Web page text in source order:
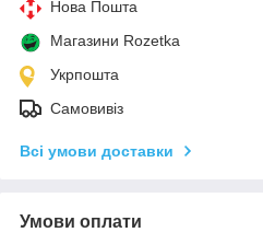
Нова Пошта
Магазини Rozetka
Укрпошта
Самовивіз
Всі умови доставки
Умови оплати